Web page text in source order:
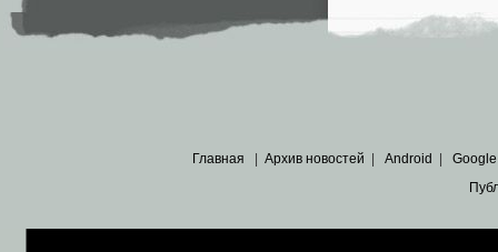
Главная Архив новостей Android Google